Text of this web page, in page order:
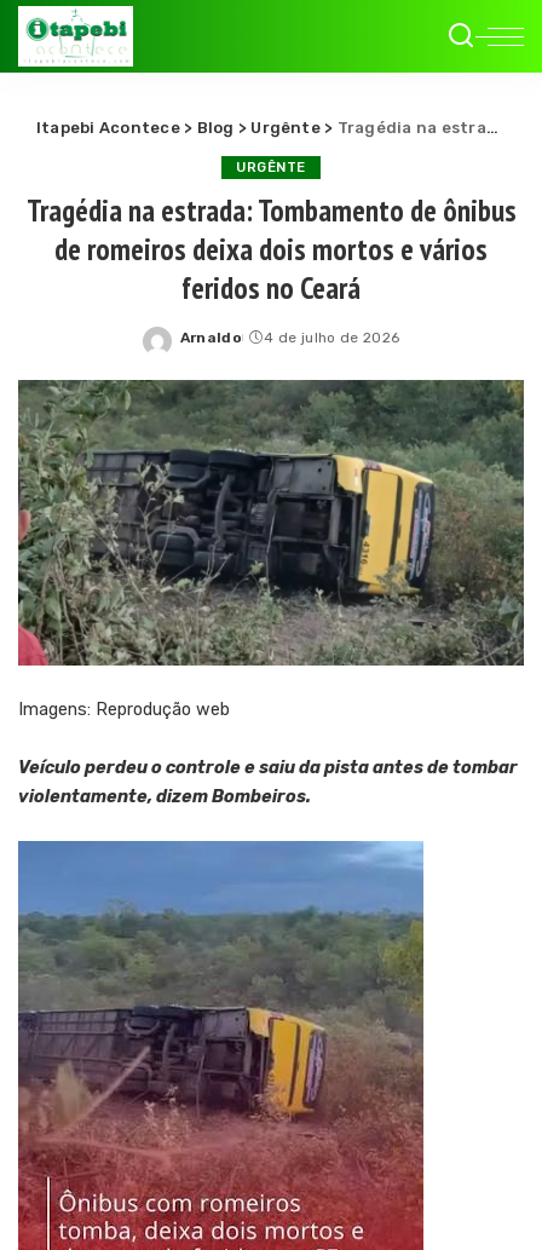
Itapebi Acontece> Blog > Urgênte> Tragédia na estrada: Tombamento de ônibus de romeiros deixa dois mortos e vários feridos no Ceará
URGÊNTE
Tragédia na estrada: Tombamento de ônibus
de romeiros deixa dois mortos e vários
feridos no Ceará
Posted
Arnaldo 4 de julho de 2026
Imagens: Reprodução web
Veículo perdeu o controle e saiu da pista antes de tombar
violentamente, dizem Bombeiros.